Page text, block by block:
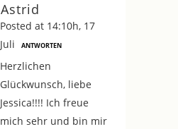
Astrid
Posted at 14:10h, 17
Juli
ANTWORTEN
Herzlichen
Glückwunsch, liebe
Jessica!!!! Ich freue
mich sehr und bin mir